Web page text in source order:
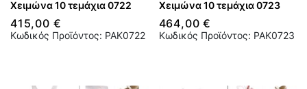
Χειμώνα 10 τεμάχια 0722
415,00 €
Κωδικός Προϊόντος: PAK0722
Χειμώνα 10 τεμάχια 0723
464,00 €
Κωδικός Προϊόντος: PAK0723